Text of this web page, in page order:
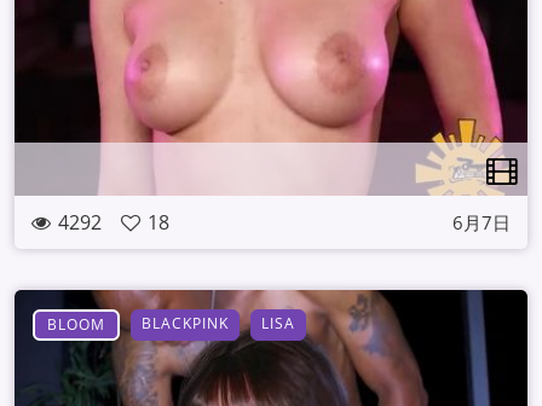
4292 18 6月7日
BLOOM BLACKPINK LISA